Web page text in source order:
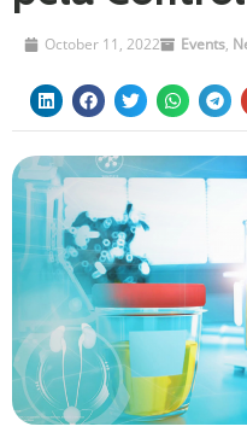
October 11, 2022 Events,